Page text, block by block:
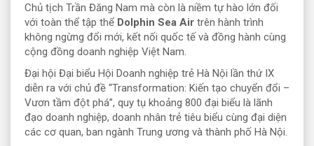
Chủ tịch Trần Đăng Nam mà còn là niềm tự hào lớn đối
với toàn thể tập thể Dolphin Sea Air trên hành trình
không ngừng đổi mới, kết nối quốc tế và đồng hành cùng
cộng đồng doanh nghiệp Việt Nam.
Đại hội Đại biểu Hội Doanh nghiệp trẻ Hà Nội lần thứ IX
diễn ra với chủ đề “Transformation: Kiến tạo chuyển đổi –
Vươn tầm đột phá”, quy tụ khoảng 800 đại biểu là lãnh
đạo doanh nghiệp, doanh nhân trẻ tiêu biểu cùng đại diện
các cơ quan, ban ngành Trung ương và thành phố Hà Nội.